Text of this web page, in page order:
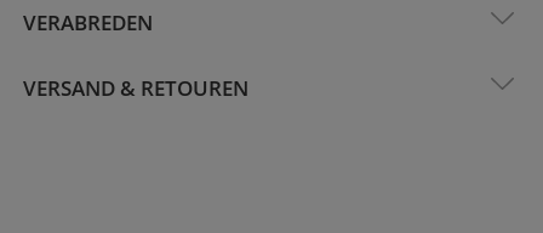
VERABREDEN
VERSAND & RETOUREN